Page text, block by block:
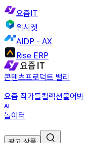
요즘IT
위시켓
AIDP - AX
Rise ERP
콘텐츠프로덕트 밸리
요즘 작가들컬렉션물어봐
놀이터
광고 상품